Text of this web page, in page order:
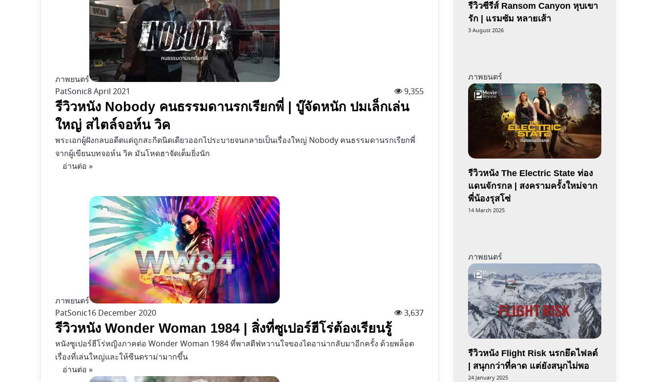
ภาพยนตร์
PatSonic8 April 2021 9,355
รีวิวหนัง Nobody คนธรรมดานรกเรียกพี่ | บู๊จัดหนัก ปมเล็กเล่น
ใหญ่ สไตล์จอห์น วิค
พระเอกผู้ฝังกลบอดีตแต่ถูกสะกิดนิดเดียวออกไประบายจนกลายเป็นเรื่องใหญ่ Nobody คนธรรมดานรกเรียกพี่
จากผู้เขียนบทจอห์น วิค มัน​โหดฮาจัดเต็มยิ่งนัก
อ่านต่อ »
ภาพยนตร์
PatSonic16 December 2020 3,637
รีวิวหนัง Wonder Woman 1984 | สิ่งที่ซูเปอร์ฮีโร่ต้องเรียนรู้
หนังซูเปอร์ฮีโร่หญิงภาคต่อ Wonder Woman 1984 ที่พาสตีฟหวานใจของไดอาน่ากลับมาอีกครั้ง ด้วยพล็อต
เรื่องที่เล่นใหญ่และให้ซีนดราม่ามากขึ้น
อ่านต่อ »
รีวิวซีรีส์ Ransom Canyon หุบเขา
รัก | แรมซัม หลายเส้า
3 August 2026
ภาพยนตร์
รีวิวหนัง The Electric State ท่อง
แดนจักรกล | สงครามครั้งใหม่จาก
พี่น้องรุสโซ่
14 March 2025
ภาพยนตร์
รีวิวหนัง Flight Risk นรกยึดไฟลต์
| สนุกกว่าที่คาด แต่ยังสนุกไม่พอ
24 January 2025